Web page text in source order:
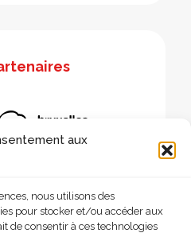
aux
nous utilisons des
pour stocker et/ou accéder aux
de consentir à ces technologies